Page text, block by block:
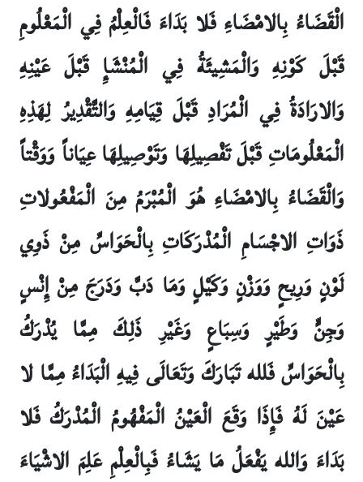
الْقَضَاءُ بِالامْضَاءِ فَلا بَدَاءَ فَالْعِلْمُ فِي الْمَعْلُومِ
قَبْلَ كَوْنِهِ وَالْمَشِيئَةُ فِي الْمُنْشَإِ قَبْلَ عَيْنِهِ
وَالارَادَةُ فِي الْمُرَادِ قَبْلَ قِيَامِهِ وَالتَّقْدِيرُ لِهَذِهِ
الْمَعْلُومَاتِ قَبْلَ تَفْصِيلِهَا وَتَوْصِيلِهَا عِيَاناً وَوَقْتاً
وَالْقَضَاءُ بِالامْضَاءِ هُوَ الْمُبْرَمُ مِنَ الْمَفْعُولاتِ
ذَوَاتِ الاجْسَامِ الْمُدْرَكَاتِ بِالْحَوَاسِّ مِنْ ذَوِي
لَوْنٍ وَرِيحٍ وَوَزْنٍ وَكَيْلٍ وَمَا دَبَّ وَدَرَجَ مِنْ إِنْسٍ
وَجِنٍّ وَطَيْرٍ وَسِبَاعٍ وَغَيْرِ ذَلِكَ مِمَّا يُدْرَكُ
بِالْحَوَاسِّ فَلله تَبَارَكَ وَتَعَالَى فِيهِ الْبَدَاءُ مِمَّا لا
عَيْنَ لَهُ فَإِذَا وَقَعَ الْعَيْنُ الْمَفْهُومُ الْمُدْرَكُ فَلا
بَدَاءَ وَالله يَفْعَلُ مَا يَشَاءُ فَبِالْعِلْمِ عَلِمَ الاشْيَاءَ